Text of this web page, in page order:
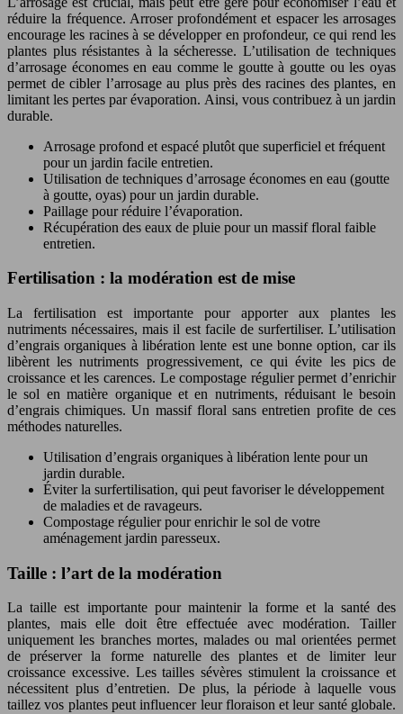
réduire la fréquence. Arroser profondément et espacer les arrosages
encourage les racines à se développer en profondeur, ce qui rend les
plantes plus résistantes à la sécheresse. L’utilisation de techniques
d’arrosage économes en eau comme le goutte à goutte ou les oyas
permet de cibler l’arrosage au plus près des racines des plantes, en
limitant les pertes par évaporation. Ainsi, vous contribuez à un jardin
durable.
Arrosage profond et espacé plutôt que superficiel et fréquent
pour un jardin facile entretien.
Utilisation de techniques d’arrosage économes en eau (goutte
à goutte, oyas) pour un jardin durable.
Paillage pour réduire l’évaporation.
Récupération des eaux de pluie pour un massif floral faible
entretien.
Fertilisation : la modération est de mise
La fertilisation est importante pour apporter aux plantes les
nutriments nécessaires, mais il est facile de surfertiliser. L’utilisation
d’engrais organiques à libération lente est une bonne option, car ils
libèrent les nutriments progressivement, ce qui évite les pics de
croissance et les carences. Le compostage régulier permet d’enrichir
le sol en matière organique et en nutriments, réduisant le besoin
d’engrais chimiques. Un massif floral sans entretien profite de ces
méthodes naturelles.
Utilisation d’engrais organiques à libération lente pour un
jardin durable.
Éviter la surfertilisation, qui peut favoriser le développement
de maladies et de ravageurs.
Compostage régulier pour enrichir le sol de votre
aménagement jardin paresseux.
Taille : l’art de la modération
La taille est importante pour maintenir la forme et la santé des
plantes, mais elle doit être effectuée avec modération. Tailler
uniquement les branches mortes, malades ou mal orientées permet
de préserver la forme naturelle des plantes et de limiter leur
croissance excessive. Les tailles sévères stimulent la croissance et
nécessitent plus d’entretien. De plus, la période à laquelle vous
taillez vos plantes peut influencer leur floraison et leur santé globale.